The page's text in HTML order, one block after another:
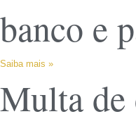
banco e
Saiba mais »
Multa